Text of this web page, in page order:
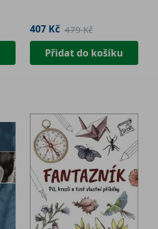
407 Kč 479 Kč
Přidat do košíku